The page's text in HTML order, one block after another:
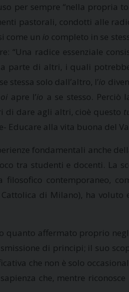
per sempre “nella propria
pastorali, condotti alle
come un io completo in se
“Una radice essenziale
parte di altri, i quali
stessa solo dall’altro, l’io
apre l’io a se stesso. Perciò
di dare agli altri, cioè questo
Educare alla vita buona del
fondamentali anche
tra studenti e docenti.
contemporaneo,
di Milano), ha
affermato proprio
di principi; il suo
che non è solo
che, mentre